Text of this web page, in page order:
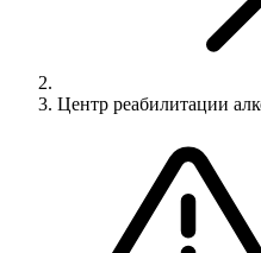
Центр реабилитации